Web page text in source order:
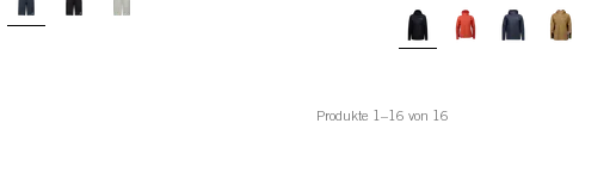
Produkte 1–16 von 16